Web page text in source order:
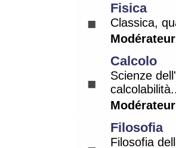
Fisica
Classica,
Calcolo
Scienze
calcolabilità..
Filosofia
Filosofia